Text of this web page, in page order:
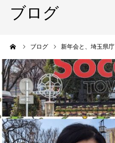
ブログ
ブログ 新年会と、埼玉県庁